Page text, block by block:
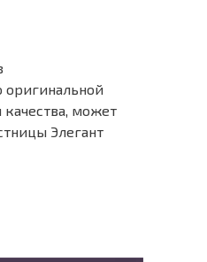
оригинальной
качества, может
Элегант